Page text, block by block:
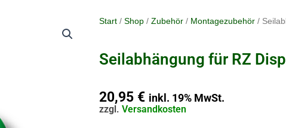
Start / Shop / Zubehör / Montagezubehör /
Seilabhängung für RZ
20,95 € inkl. 19% MwSt.
zzgl. Versandkosten